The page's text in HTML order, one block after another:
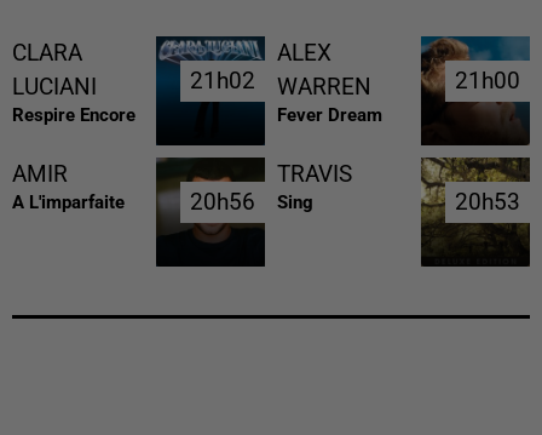
CLARA
LUCIANI
Respire Encore
21h02
21h02
ALEX
WARREN
Fever Dream
21h00
21h00
AMIR
A L'imparfaite 20h56
20h56
TRAVIS
Sing 20h53
20h53